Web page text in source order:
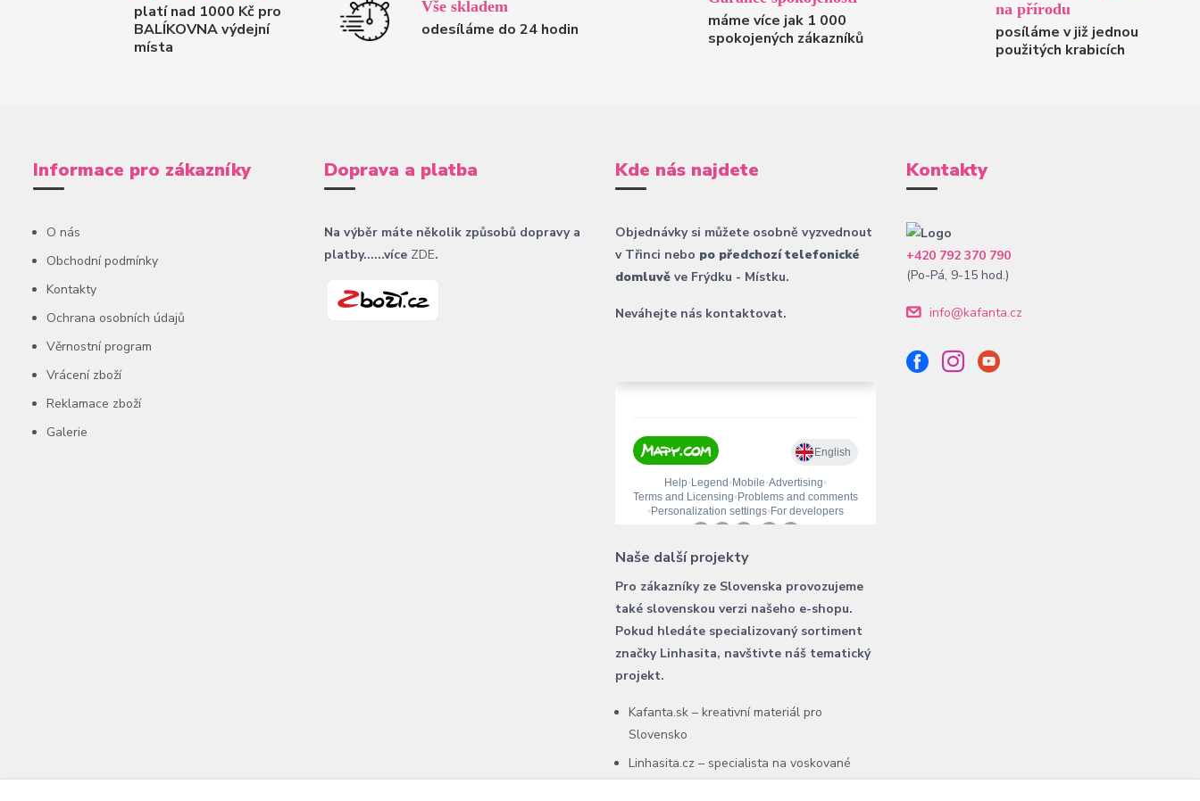
platí nad 1000 Kč pro
BALÍKOVNA výdejní
místa
Vše skladem
odesíláme do 24 hodin
máme více jak 1 000
spokojených zákazníků
na přírodu
posíláme v již jednou
použitých krabicích
Informace pro zákazníky
O nás
Obchodní podmínky
Kontakty
Ochrana osobních údajů
Věrnostní program
Vrácení zboží
Reklamace zboží
Galerie
Doprava a platba
Na výběr máte několik způsobů dopravy a
platby......více ZDE.
Kde nás najdete
Objednávky si můžete osobně vyzvednout
v Třinci nebo po předchozí telefonické
domluvě ve Frýdku - Místku.
Neváhejte nás kontaktovat.
Naše další projekty
Pro zákazníky ze Slovenska provozujeme
také slovenskou verzi našeho e-shopu.
Pokud hledáte specializovaný sortiment
značky Linhasita, navštivte náš tematický
projekt.
Kafanta.sk – kreativní materiál pro
Slovensko
Linhasita.cz – specialista na voskované
šňůry Linhasita
Kontakty
+420 792 370 790
(Po-Pá, 9-15 hod.)
info@kafanta.cz